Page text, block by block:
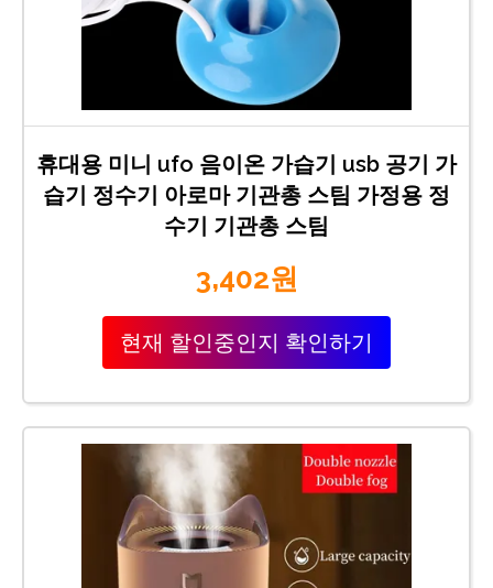
휴대용 미니 ufo 음이온 가습기 usb 공기 가
습기 정수기 아로마 기관총 스팀 가정용 정
수기 기관총 스팀
3,402원
현재 할인중인지 확인하기